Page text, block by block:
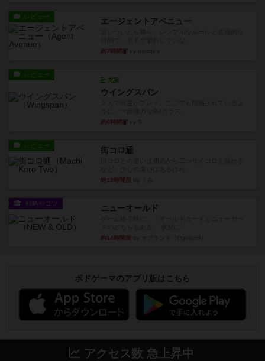
レビュー エージェントアベニュー
約7時間前
レビュー
充実
ウイングスパン
約8時間前
レビュー 街コロ通
約13時間前
戦略やコツ ニューオールド
約14時間前
ボドゲーマのアプリ版はこちら
アクセス数 急上昇中